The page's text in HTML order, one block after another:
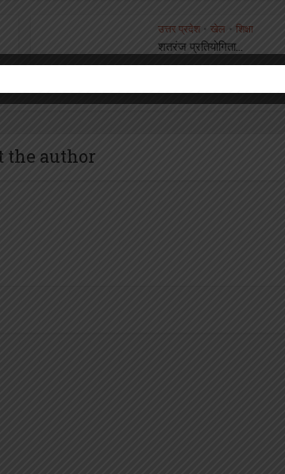
उत्तर प्रदेश • खेल • शिक्षा
शतरंज प्रतियोगिता...
the author